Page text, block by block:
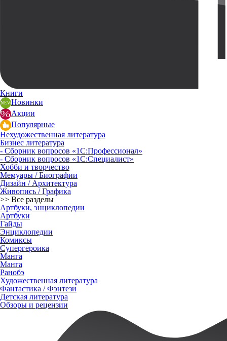
Книги
Новинки
Акции
Популярные
Нехудожественная литература
Бизнес литература
- Сборник вопросов «1С:Профессионал»
- Сборник вопросов «1С:Специалист»
Хобби и творчество
Мемуары / Биографии
Дизайн / Архитектура
Живопись / Графика
>> Все разделы
Артбуки, энциклопедии
Артбуки
Гайды
Энциклопедии
Комиксы
Супергероика
Манга
Манга
Ранобэ
Художественная литература
Фантастика / Фэнтези
Детская литература
Обзоры и рецензии